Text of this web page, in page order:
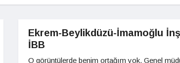
Ekrem-Beylikdüzü-İmamoğlu
İBB
O görüntülerde benim ortağım yok. Genel